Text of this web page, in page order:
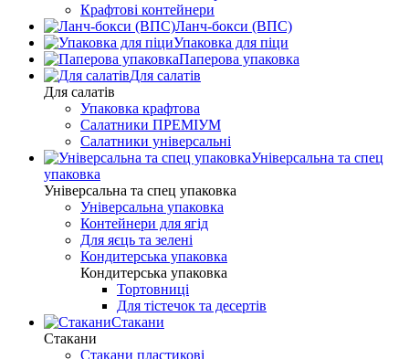
Крафтові контейнери
Ланч-бокси (ВПС)
Упаковка для піци
Паперова упаковка
Для салатів
Для салатів
Упаковка крафтова
Салатники ПРЕМІУМ
Салатники універсальні
Універсальна та спец
упаковка
Універсальна та спец упаковка
Універсальна упаковка
Контейнери для ягід
Для яєць та зелені
Кондитерська упаковка
Кондитерська упаковка
Тортовниці
Для тістечок та десертів
Стакани
Стакани
Стакани пластикові